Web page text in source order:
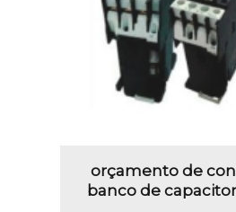
orçamento de
banco de